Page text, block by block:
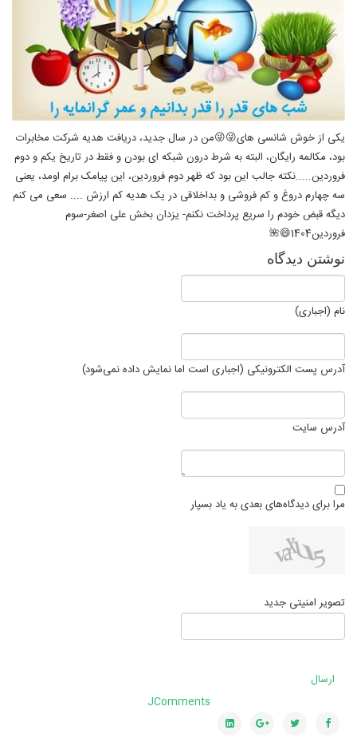
یکی از خوش شانسی های😜😜من در سال جدید، دریافت هدیه شرکت مخابرات
بود، مکالمه رایگان، البته به شرط درون شبکه ای بودن و فقط در تاریخ یکم و دوم
فروردین.....نکته جالب این بود که ظهر دوم فروردین، این پیامک برام اومد، یعنی
سه چهارم دروغ و کم فروشی و بداخلاقی در یک هدیه کم ارزش .... سعی می کنم
دیگه قبض خودم را سریع پرداخت نکنم- یزدان بخش علی اصغر-سوم
فروردین1404😄🌺
نوشتن دیدگاه
نام (اجباری)
آدرس پست الکترونیکی (اجباری است اما نمایش داده نمی‌شود)
آدرس سایت
مرا برای دیدگاه‌های بعدی به یاد بسپار
تصویر امنیتی جدید
ارسال
JComments